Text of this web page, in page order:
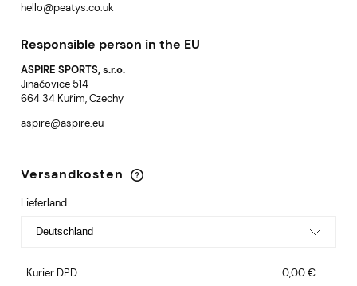
hello@peatys.co.uk
Responsible person in the EU
ASPIRE SPORTS, s.r.o.
Jinačovice 514
664 34 Kuřim, Czechy
aspire@aspire.eu
Versandkosten
Der Preis enthält keine eventuellen
Zahlungskosten
Lieferland:
Kurier DPD 0,00 €